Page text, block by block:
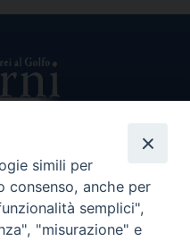
Giuseppe Rabita
Salvatore Bruno
della Diocesi di Piazza
Armerina,
simili per
consenso, anche per
semplici",
"misurazione" e